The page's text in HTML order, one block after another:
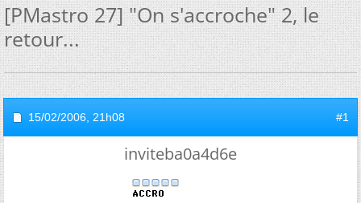
[PMastro 27] "On s'accroche" 2, le
retour...
15/02/2006, 21h08 #1
inviteba0a4d6e